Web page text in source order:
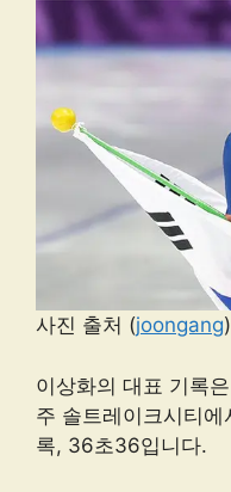
사진 출처 (joongang)
이상화의 대표 기록
주 솔트레이크시티
록, 36초36입니다.